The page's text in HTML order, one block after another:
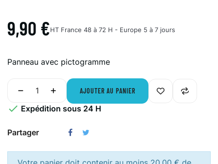
9,90 €HT France 48 à 72 H - Europe 5 à 7 jours
Panneau avec pictogramme
AJOUTER AU PANIER
 Expédition sous 24 H
Partager